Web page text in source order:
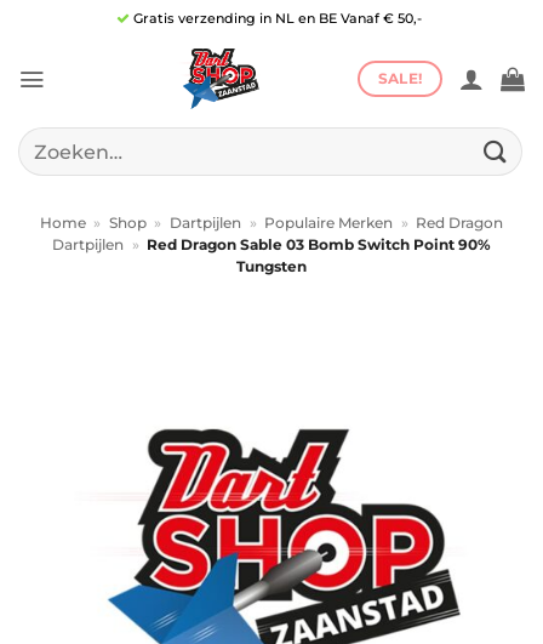
inhoud
Gratis verzending in NL en BE Vanaf € 50,-
SALE!
Zoeken
naar:
Home » Shop » Dartpijlen » Populaire Merken » Red Dragon
Dartpijlen
» Red Dragon Sable 03 Bomb Switch Point 90%
Tungsten